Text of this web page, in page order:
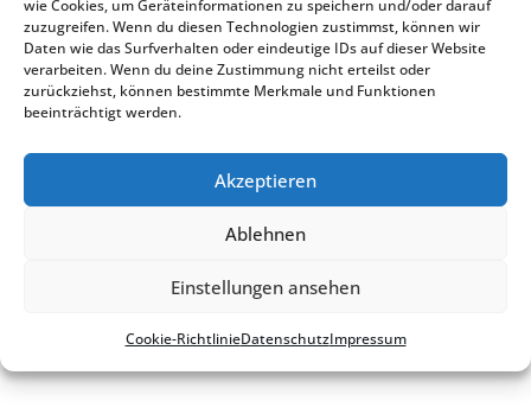
wie Cookies, um Geräteinformationen zu speichern und/oder darauf
zuzugreifen. Wenn du diesen Technologien zustimmst, können wir
Daten wie das Surfverhalten oder eindeutige IDs auf dieser Website
verarbeiten. Wenn du deine Zustimmung nicht erteilst oder
zurückziehst, können bestimmte Merkmale und Funktionen
beeinträchtigt werden.
Akzeptieren
Ablehnen
Einstellungen ansehen
Cookie-Richt­li­nieDaten­schutzImpres­sum
Kontakt Impres­sum
Daten­schutz